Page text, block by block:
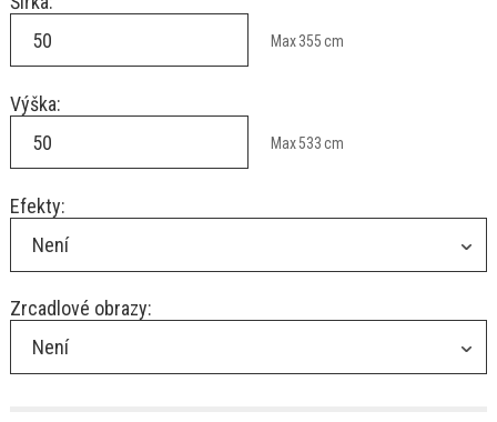
Max355cm
Výška:
Max533cm
Efekty:
Není
Zrcadlové obrazy:
Není